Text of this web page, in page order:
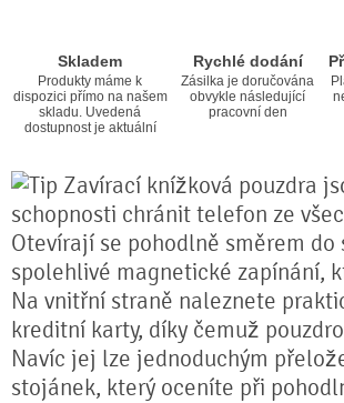
Skladem
Produkty máme k
dispozici přímo na našem
skladu. Uvedená
dostupnost je aktuální
Rychlé dodání
Zásilka je doručována
obvykle následující
pracovní den
Zavírací knížková pouzdra
schopnosti chránit telefon ze
Otevírají se pohodlně směrem
spolehlivé magnetické zapínání,
Na vnitřní straně naleznete
kreditní karty, díky čemuž
Navíc jej lze jednoduchým
stojánek, který oceníte při